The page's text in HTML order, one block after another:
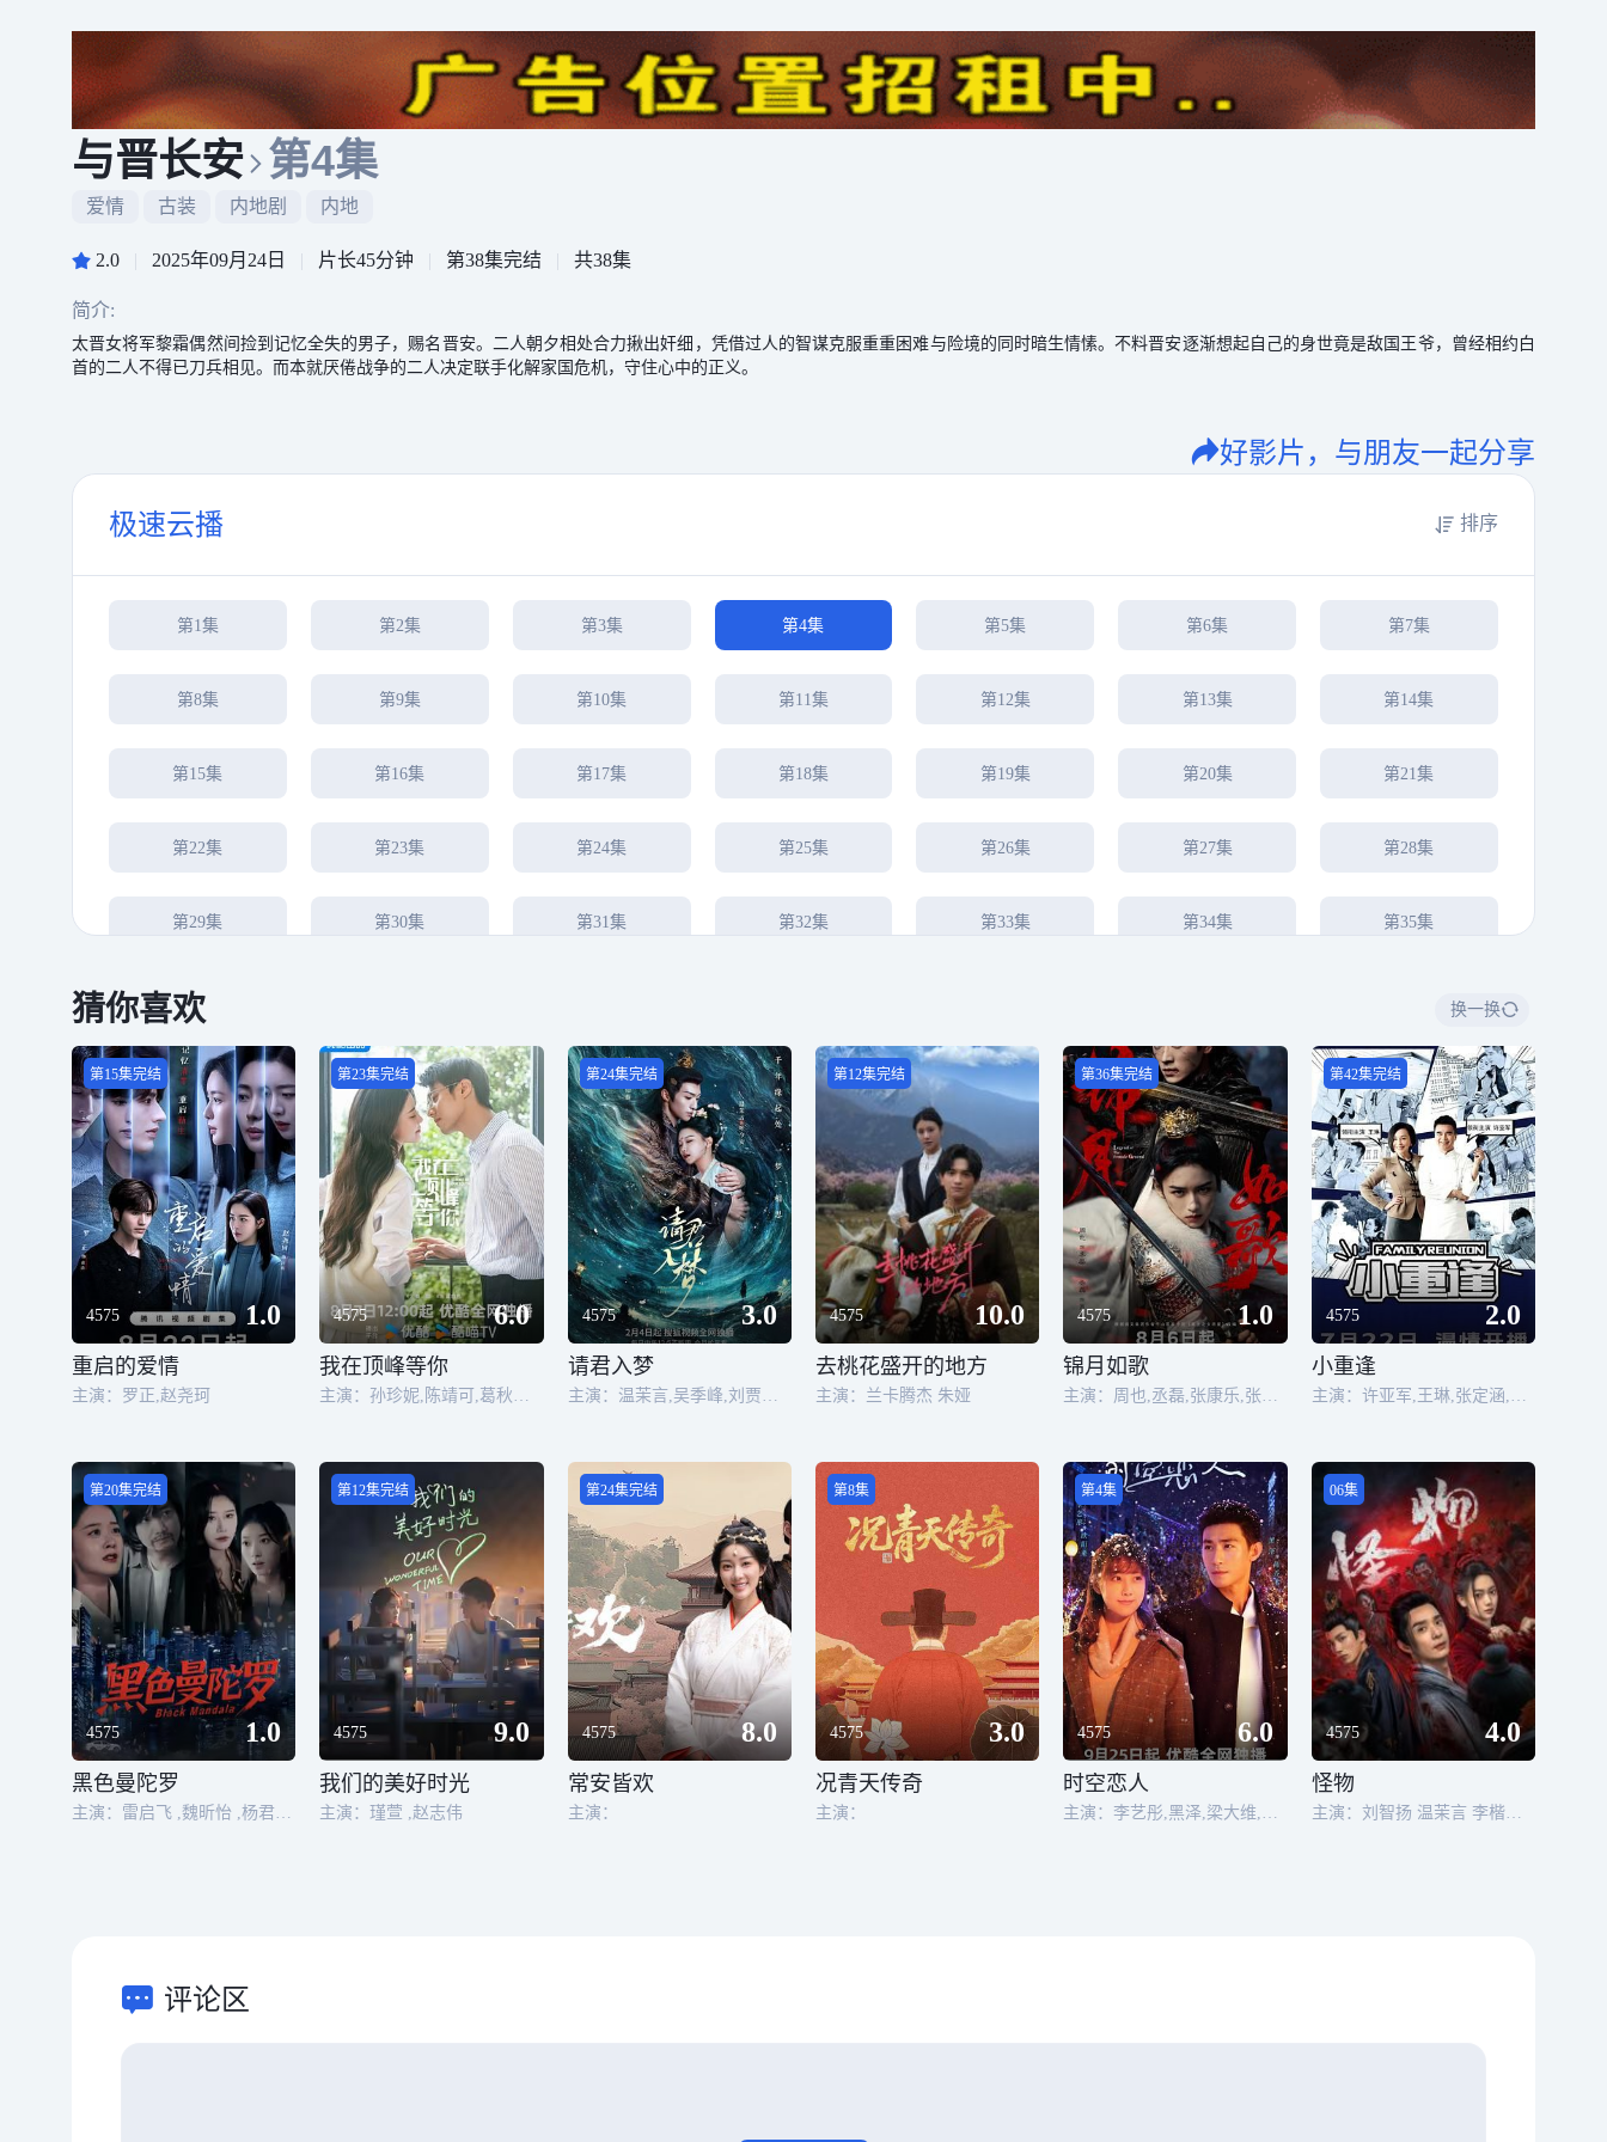
与晋长安 第4集
爱情 古装 内地剧 内地
2.0 | 2025年09月24日 | 片长45分钟 | 第38集完结 | 共38集
简介:
太晋女将军黎霜偶然间捡到记忆全失的男子，赐名晋安。二人朝夕相处合力揪出奸细，凭借过人的智谋克服重重困难与险境的同时暗生情愫。不料晋安逐渐想起自己的身世竟是敌国王爷，曾经相约白
首的二人不得已刀兵相见。而本就厌倦战争的二人决定联手化解家国危机，守住心中的正义。
好影片，与朋友一起分享
极速云播 排序
第1集 第2集 第3集 第4集 第5集 第6集 第7集
第8集 第9集 第10集 第11集 第12集 第13集 第14集
第15集 第16集 第17集 第18集 第19集 第20集 第21集
第22集 第23集 第24集 第25集 第26集 第27集 第28集
第29集 第30集 第31集 第32集 第33集 第34集 第35集
第36集
猜你喜欢 换一换
4575 1.0
第15集完结
重启的爱情
主演：罗正,赵尧珂
4575 6.0
第23集完结
我在顶峰等你
主演：孙珍妮,陈靖可,葛秋谷,屠芷莹,吴崇轩,蒯家乐,张樟,侯佳音,吴天琪,何蕾,袁大森,崔奕,马旭东,老四,田依桐,施羽,李晔
4575 3.0
第24集完结
请君入梦
主演：温茉言,吴季峰,刘贾玺,袁梓铭,隋名旸,陈寰,张瀚方
4575 10.0
第12集完结
去桃花盛开的地方
主演：兰卡腾杰 朱娅
4575 1.0
第36集完结
锦月如歌
主演：周也,丞磊,张康乐,张淼怡,李卿,白澍,马天宇,姜超,韩栋,姜贞羽,孔雪儿,毛晓慧,侯长荣,郑国霖,盛一伦
4575 2.0
第42集完结
小重逢
主演：许亚军,王琳,张定涵,路晨,郭艳,邹新宇
4575 1.0
第20集完结
黑色曼陀罗
4575 9.0
第12集完结
我们的美好时光
主演：瑾萱 ,赵志伟
4575 8.0
第24集完结
常安皆欢
主演：
4575 3.0
第8集
况青天传奇
主演：
4575 6.0
第4集
时空恋人
4575 4.0
06集
怪物
主演：刘智扬 温茉言 李楷文 张雅梦 叶开
评论区